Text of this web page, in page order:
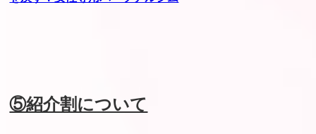
⑤紹介割について